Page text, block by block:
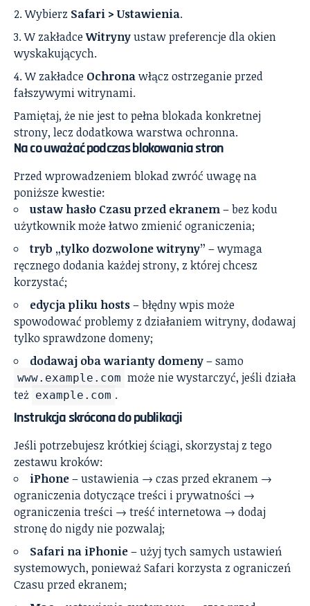
Wybierz Safari > Ustawienia.
W zakładceWitrynyustaw preferencje dla okien
wyskakujących.
W zakładce Ochronawłącz ostrzeganie przed
fałszywymi witrynami.
Pamiętaj, że nie jest to pełna blokada konkretnej
strony, lecz dodatkowa warstwa ochronna.
Na co uważać podczas blokowania stron
Przed wprowadzeniem blokad zwróć uwagę na
poniższe kwestie:
ustaw hasło Czasu przed ekranem– bez kodu
użytkownik może łatwo zmienić ograniczenia;
tryb „tylko dozwolone witryny” – wymaga
ręcznego dodania każdej strony, z której chcesz
korzystać;
edycja pliku hosts– błędny wpis może
spowodować problemy z działaniem witryny, dodawaj
tylko sprawdzone domeny;
dodawaj oba warianty domeny– samo
www.example.com może nie wystarczyć, jeśli działa
też example.com .
Instrukcja skrócona do publikacji
Jeśli potrzebujesz krótkiej ściągi, skorzystaj z tego
zestawu kroków:
iPhone– ustawienia → czas przed ekranem →
ograniczenia dotyczące treści i prywatności →
ograniczenia treści → treść internetowa → dodaj
stronę do nigdy nie pozwalaj;
Safari na iPhonie– użyj tych samych ustawień
systemowych, ponieważ Safari korzysta z ograniczeń
Czasu przed ekranem;